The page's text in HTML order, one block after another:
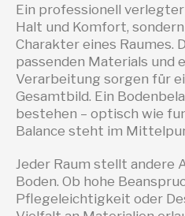
Ein professionell
Halt und Komfort,
Charakter eines Raumes.
passenden Materials und
Verarbeitung sorgen für
Gesamtbild. Ein
bestehen – optisch wie
Balance steht im
Jeder Raum stellt andere
Boden. Ob hohe
Pflegeleichtigkeit oder